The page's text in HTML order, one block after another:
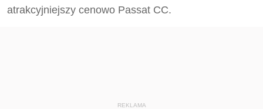
atrakcyjniejszy cenowo Passat CC.
REKLAMA